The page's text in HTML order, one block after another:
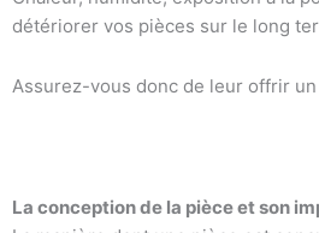
détériorer vos pièces sur le long
Assurez-vous donc de leur offrir
La conception de la pièce et son